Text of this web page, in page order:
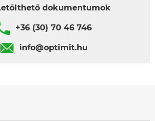
dokumentumok
+36 (30) 70 46 746
info@optimit.hu